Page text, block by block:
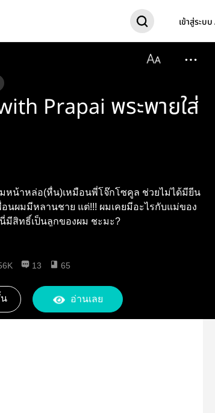
เข้าสู่ระบ
Prapai พระพายใส่
หน้าหล่อ(หื่น)เหมือนพี่โจ๊กโซคูล ช่วยไม่ได้มียีน
อนผมมีหลานชาย แต่!!! ผมเคยมีอะไรกับแม่ของ
มีสิทธิ์เป็นลูกของผม ชะมะ?
13 65
น อ่านเลย